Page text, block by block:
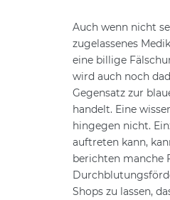
Auch wenn nicht
zugelassenes
eine billige
wird auch noch
Gegensatz zur
handelt. Eine
hingegen nicht.
auftreten kann,
berichten manche
Shops zu lassen,